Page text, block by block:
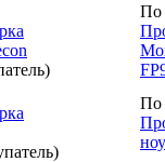
По
По